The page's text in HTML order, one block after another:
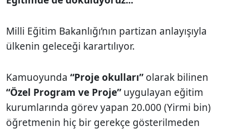
Milli Eğitim Bakanlığı’nın partizan anlayışıyla
ülkenin geleceği karartılıyor.
Kamuoyunda “Proje okulları”olarak bilinen
“Özel Program ve Proje”uygulayan eğitim
kurumlarında görev yapan 20.000 (Yirmi bin)
öğretmenin hiç bir gerekçe gösterilmeden